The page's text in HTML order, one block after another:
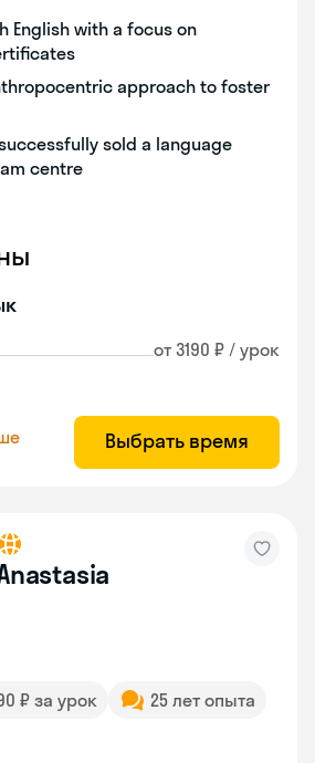
English with a focus on
approach to foster
sold a language
centre
от 3190 ₽ / урок
Выбрать время
₽ за урок
25 лет опыта